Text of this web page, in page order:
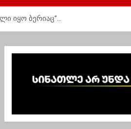
იყო ბერიაც”…